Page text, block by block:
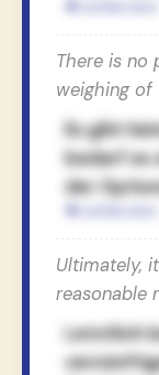
There is no
weighing of
Es gibt
bedarf es
der
Ultimately,
reasonable
Letztlich